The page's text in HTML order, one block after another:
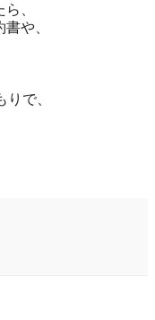
、
や、
で、